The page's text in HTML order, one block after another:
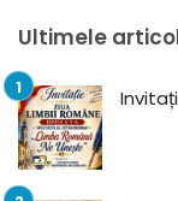
Ultimele